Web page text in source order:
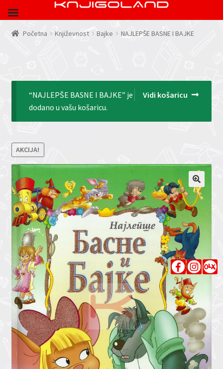
Početna Književnost Bajke NAJLEPŠE BASNE I BAJKE
Vidi košaricu
“NAJLEPŠE BASNE I BAJKE” je
dodano u vašu košaricu.
AKCIJA!